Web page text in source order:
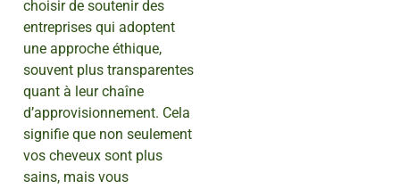
choisir de soutenir des
entreprises qui adoptent
une approche éthique,
souvent plus transparentes
quant à leur chaîne
d’approvisionnement. Cela
signifie que non seulement
vos cheveux sont plus
sains, mais vous